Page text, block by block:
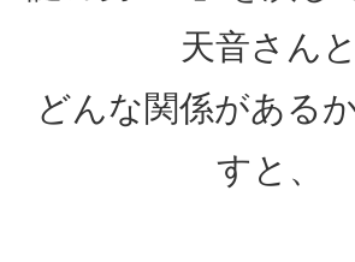
天音さんと
どんな関係がある
すと、